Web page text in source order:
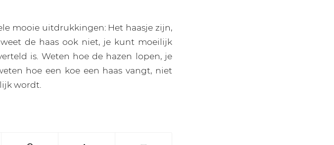
mooie uitdrukkingen: Het haasje zijn,
de haas ook niet, je kunt moeilijk
is. Weten hoe de hazen lopen, je
hoe een koe een haas vangt, niet
wordt.